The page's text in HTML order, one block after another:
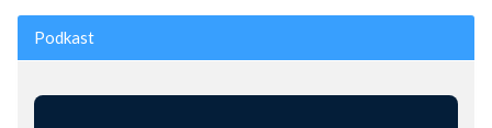
Podkast